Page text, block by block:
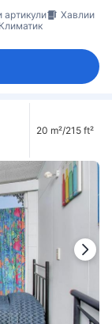
артикули
Хавлии
Климатик
20 m²/215 ft²